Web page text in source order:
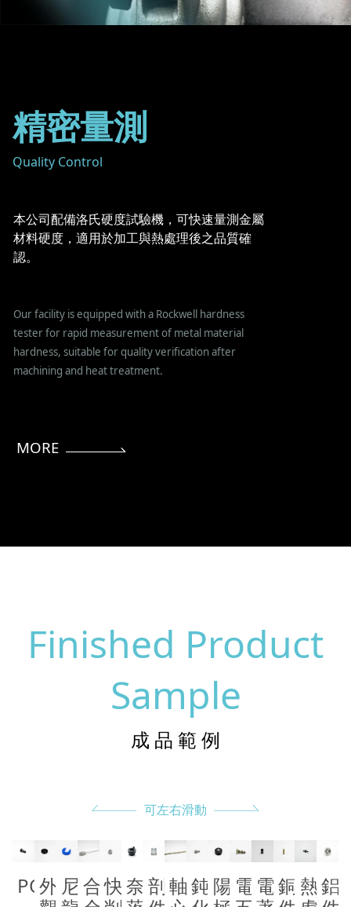
精密量測
Quality Control
本公司配備洛氏硬度試驗機，可快速量測金屬
材料硬度，適用於加工與熱處理後之品質確
認。
Our facility is equipped with a Rockwell hardness
tester for rapid measurement of metal material
hardness, suitable for quality verification after
machining and heat treatment.
MORE
Finished Product
Sample
成 品 範 例
可左右滑動
POM
外 尼 合快奈 剖軸鈍 陽 電 電銅 熱鋁